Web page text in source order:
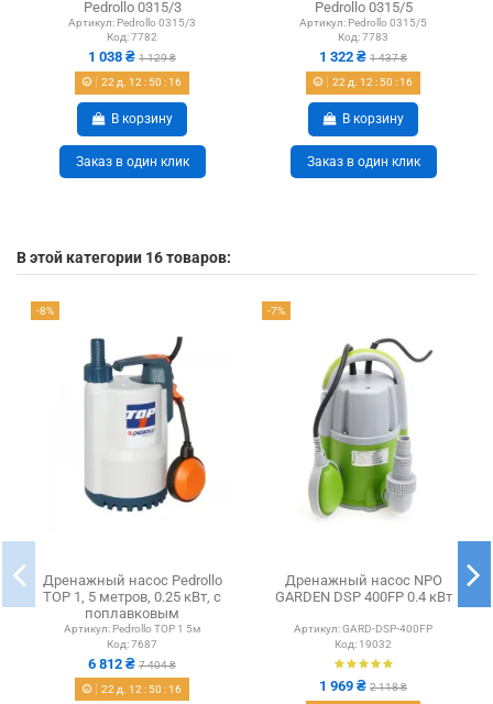
Pedrollo 0315/3
Артикул: Pedrollo 0315/3
Код:7782
1 038 ₴ 1 129 ₴
22 д. 12 : 50 : 15
В корзину
Заказ в один клик
Pedrollo 0315/5
Артикул: Pedrollo 0315/5
Код:7783
1 322 ₴ 1 437 ₴
22 д. 12 : 50 : 15
В корзину
Заказ в один клик
В этой категории 16 товаров:
-8%
Дренажный насос Pedrollo
TOP 1, 5 метров, 0.25 кВт, с
поплавковым
выключателем
Артикул: Pedrollo TOP 1 5м
Код:7687
6 812 ₴ 7 404 ₴
22 д. 12 : 50 : 15
-7%
Дренажный насос NPO
GARDEN DSP 400FP 0.4 кВт
Артикул:GARD-DSP-400FP
Код: 19032
1 969 ₴ 2 118 ₴